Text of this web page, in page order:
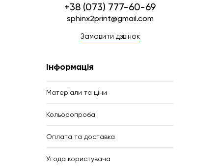
+38 (073) 777-60-69
sphinx2print@gmail.com
Замовити дзвінок
Інформація
Матеріали та ціни
Кольоропроба
Оплата та доставка
Угода користувача